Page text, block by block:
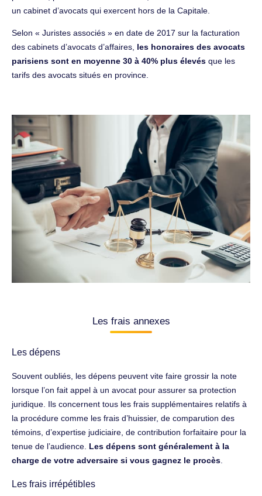
un cabinet d’avocats qui exercent hors de la Capitale.
Selon « Juristes associés » en date de 2017 sur la facturation
des cabinets d’avocats d’affaires, les honoraires des avocats
parisiens sont en moyenne 30 à 40% plus élevés que les
tarifs des avocats situés en province.
Les frais annexes
Les dépens
Souvent oubliés, les dépens peuvent vite faire grossir la note
lorsque l’on fait appel à un avocat pour assurer sa protection
juridique. Ils concernent tous les frais supplémentaires relatifs à
la procédure comme les frais d’huissier, de comparution des
témoins, d’expertise judiciaire, de contribution forfaitaire pour la
tenue de l’audience. Les dépens sont généralement à la
charge de votre adversaire si vous gagnez le procès
Les frais irrépétibles